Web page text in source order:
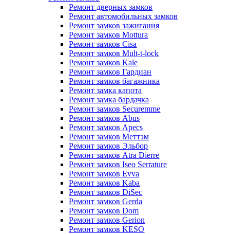
Ремонт дверных замков
Ремонт автомобильных замков
Ремонт замков зажигания
Ремонт замков Mottura
Ремонт замков Cisa
Ремонт замков Mult-t-lock
Ремонт замков Kale
Ремонт замков Гардиан
Ремонт замков багажника
Ремонт замка капота
Ремонт замка бардачка
Ремонт замков Securemme
Ремонт замков Abus
Ремонт замков Apecs
Ремонт замков Меттэм
Ремонт замков Эльбор
Ремонт замков Atra Dierre
Ремонт замков Iseo Serrature
Ремонт замков Evva
Ремонт замков Kaba
Ремонт замков DiSec
Ремонт замков Gerda
Ремонт замков Dom
Ремонт замков Gerion
Ремонт замков KESO